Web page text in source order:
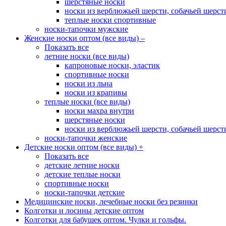
шерстяные носки
носки из верблюжьей шерсти, собачьей
теплые носки спортивные
носки-тапочки мужские
Женские носки оптом (все виды) –
Показать все
летние носки (все виды)
капроновые носки, эластик
спортивные носки
носки из льна
носки из крапивы
теплые носки (все виды)
носки махра внутри
шерстяные носки
носки из верблюжьей шерсти, собачьей
носки-тапочки женские
Детские носки оптом (все виды) +
Показать все
детские летние носки
детские теплые носки
спортивные носки
носки-тапочки детские
Медицинские носки, лечебные носки без резинки
Колготки и лосины детские оптом
Колготки для бабушек оптом. Чулки и гольфы.